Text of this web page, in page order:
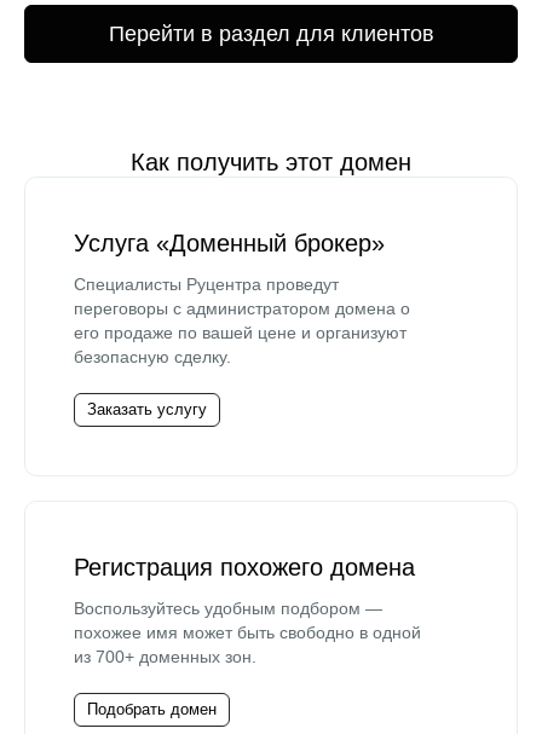
Перейти в раздел для клиентов
Как получить этот домен
Услуга «Доменный брокер»
Специалисты Руцентра проведут
переговоры с администратором домена о
его продаже по вашей цене и организуют
безопасную сделку.
Заказать услугу
Регистрация похожего домена
Воспользуйтесь удобным подбором —
похожее имя может быть свободно в одной
из 700+ доменных зон.
Подобрать домен